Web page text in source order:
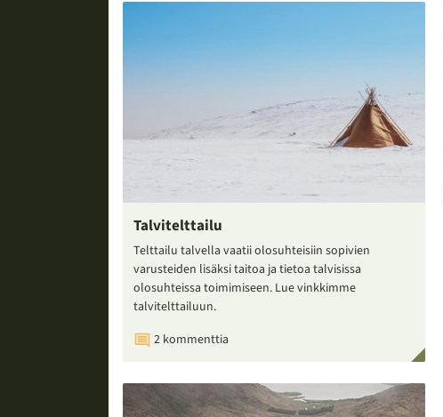
Talvitelttailu
Telttailu talvella vaatii olosuhteisiin sopivien
varusteiden lisäksi taitoa ja tietoa talvisissa
olosuhteissa toimimiseen. Lue vinkkimme
talvitelttailuun.
2 kommenttia